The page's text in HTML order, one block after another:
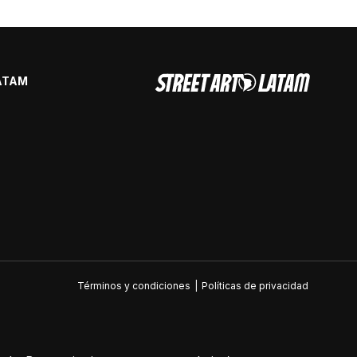
Términos y condiciones Políticas de privacidad